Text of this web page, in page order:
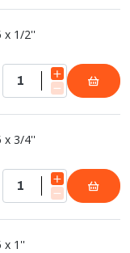
x 1/2''
x 3/4''
x 1''